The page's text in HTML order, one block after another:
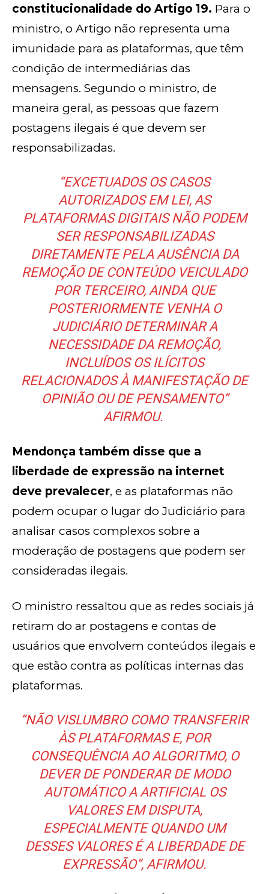
constitucionalidade do Artigo 19. Para o
ministro, o Artigo não representa uma
imunidade para as plataformas, que têm
condição de intermediárias das
mensagens. Segundo o ministro, de
maneira geral, as pessoas que fazem
postagens ilegais é que devem ser
responsabilizadas.
“EXCETUADOS OS CASOS
AUTORIZADOS EM LEI, AS
PLATAFORMAS DIGITAIS NÃO PODEM
SER RESPONSABILIZADAS
DIRETAMENTE PELA AUSÊNCIA DA
REMOÇÃO DE CONTEÚDO VEICULADO
POR TERCEIRO, AINDA QUE
POSTERIORMENTE VENHA O
JUDICIÁRIO DETERMINAR A
NECESSIDADE DA REMOÇÃO,
INCLUÍDOS OS ILÍCITOS
RELACIONADOS À MANIFESTAÇÃO DE
OPINIÃO OU DE PENSAMENTO”
AFIRMOU.
Mendonça também disse que a
liberdade de expressão na internet
deve prevalecer, e as plataformas não
podem ocupar o lugar do Judiciário para
analisar casos complexos sobre a
moderação de postagens que podem ser
consideradas ilegais.
O ministro ressaltou que as redes sociais já
retiram do ar postagens e contas de
usuários que envolvem conteúdos ilegais e
que estão contra as políticas internas das
plataformas.
“NÃO VISLUMBRO COMO TRANSFERIR
ÀS PLATAFORMAS E, POR
CONSEQUÊNCIA AO ALGORITMO, O
DEVER DE PONDERAR DE MODO
AUTOMÁTICO A ARTIFICIAL OS
VALORES EM DISPUTA,
ESPECIALMENTE QUANDO UM
DESSES VALORES É A LIBERDADE DE
EXPRESSÃO”, AFIRMOU.